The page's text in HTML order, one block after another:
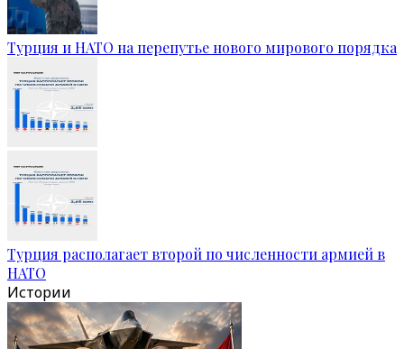
Турция и НАТО на перепутье нового мирового порядка
Турция располагает второй по численности армией в
НАТО
Истории